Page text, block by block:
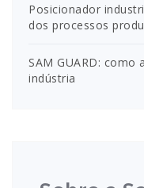
Posicionador
dos processos
SAM GUARD: como
indústria